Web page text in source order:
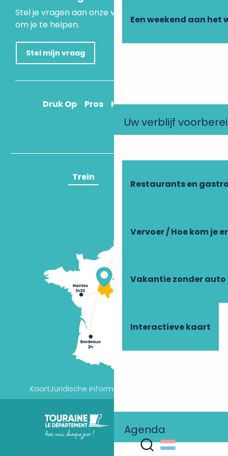
Een weekend aan het
Uw verblijf
Restaurants en
Vervoer / Hoe kom je
Vakantie zonder auto
Interactieve kaart
Agenda
Stel je vragen aan onze virtuele assistent, die er is
om je te helpen.
Stel mijn vraag
Druk Op Pros Hoe kom ik daar?
Trein
KaartJuridische informatie